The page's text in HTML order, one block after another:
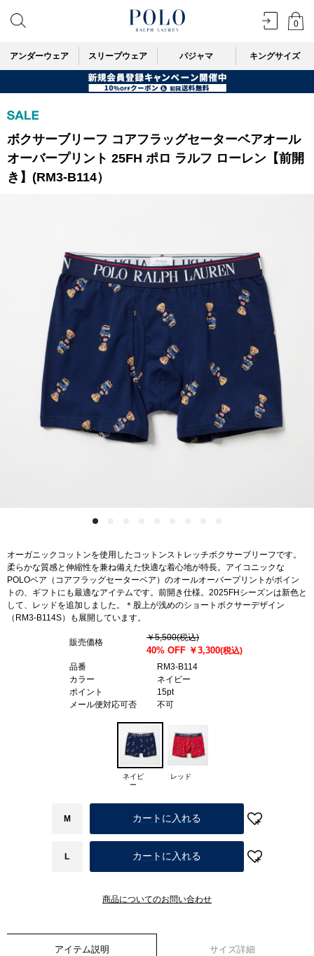
0
アンダーウェア スリープウェア パジャマ キングサイズ
ボクサーブリーフ コアフラッグセーターベアオール
オーバープリント 25FH ポロ ラルフ ローレン【前開
き】(RM3-B114）
オーガニックコットンを使用したコットンストレッチボクサーブリーフです。
柔らかな質感と伸縮性を兼ね備えた快適な着心地が特長。アイコニックな
POLOベア（コアフラッグセーターベア）のオールオーバープリントがポイン
トの、ギフトにも最適なアイテムです。前開き仕様。2025FHシーズンは新色と
して、レッドを追加しました。＊股上が浅めのショートボクサーデザイン
（RM3-B114S）も展開しています。
販売価格 ￥5,500(税込)
40% OFF ￥3,300(税込)
品番
RM3-B114
カラー
ネイビー
ポイント
15pt
メール便対応可否
不可
ネイビ
ー
レッド
M カートに入れる
L カートに入れる
商品についてのお問い合わせ
アイテム説明 サイズ詳細